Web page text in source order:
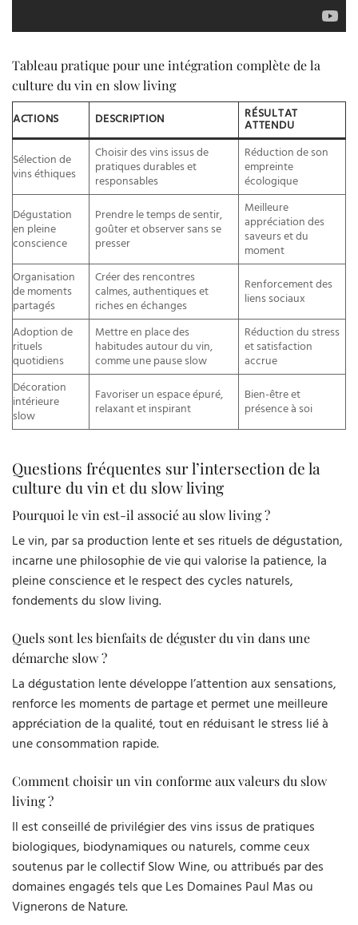
Tableau pratique pour une intégration complète de la
culture du vin en slow living
ACTIONS DESCRIPTION RÉSULTAT
ATTENDU
Sélection de
vins éthiques
Choisir des vins issus de
pratiques durables et
responsables
Réduction de son
empreinte
écologique
Dégustation
en pleine
conscience
Prendre le temps de sentir,
goûter et observer sans se
presser
Meilleure
appréciation des
saveurs et du
moment
Organisation
de moments
partagés
Créer des rencontres
calmes, authentiques et
riches en échanges
Renforcement des
liens sociaux
Adoption de
rituels
quotidiens
Mettre en place des
habitudes autour du vin,
comme une pause slow
Réduction du stress
et satisfaction
accrue
Décoration
intérieure
slow
Favoriser un espace épuré,
relaxant et inspirant
Bien-être et
présence à soi
Questions fréquentes sur l’intersection de la
culture du vin et du slow living
Pourquoi le vin est-il associé au slow living ?
Le vin, par sa production lente et ses rituels de dégustation,
incarne une philosophie de vie qui valorise la patience, la
pleine conscience et le respect des cycles naturels,
fondements du slow living.
Quels sont les bienfaits de déguster du vin dans une
démarche slow ?
La dégustation lente développe l’attention aux sensations,
renforce les moments de partage et permet une meilleure
appréciation de la qualité, tout en réduisant le stress lié à
une consommation rapide.
Comment choisir un vin conforme aux valeurs du slow
living ?
Il est conseillé de privilégier des vins issus de pratiques
biologiques, biodynamiques ou naturels, comme ceux
soutenus par le collectif Slow Wine, ou attribués par des
domaines engagés tels que Les Domaines Paul Mas ou
Vignerons de Nature.